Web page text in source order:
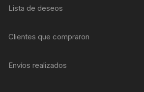
Lista de deseos
Clientes que compraron
Envíos realizados